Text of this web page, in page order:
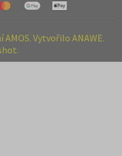
Vytvořilo ANAWE.